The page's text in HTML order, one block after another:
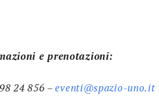
e prenotazioni:
24 856 –eventi@spazio-uno.it